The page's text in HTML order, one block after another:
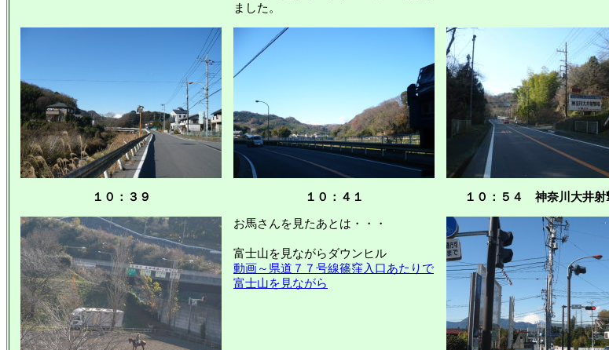
ました。
１０：３９ １０：４１ １０：５４ 神奈川大井射
お馬さんを見たあとは・・・
富士山を見ながらダウンヒル
動画～県道７７号線篠窪入口あたりで
富士山を見ながら